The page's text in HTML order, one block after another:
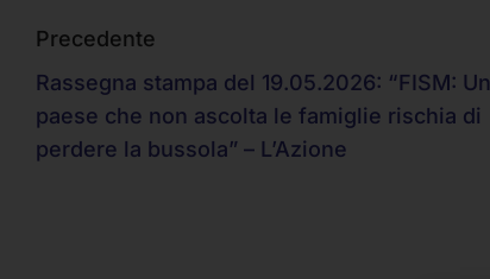
Precedente
Rassegna stampa del 19.05.2026: “FISM: Un
paese che non ascolta le famiglie rischia di
perdere la bussola” – L’Azione